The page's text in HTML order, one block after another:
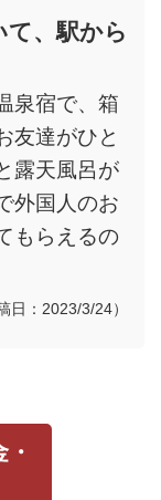
、駅から
泉宿で、箱
友達がひと
露天風呂が
外国人のお
もらえるの
日：2023/3/24）